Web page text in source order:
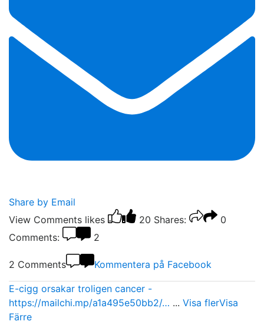
Share by Email
View Comments likes 20 Shares:
0
Comments:
2
2 Comments Kommentera på Facebook
E-cigg orsakar troligen cancer -
https://mailchi.mp/a1a495e50bb2/… ... Visa flerVisa
Färre